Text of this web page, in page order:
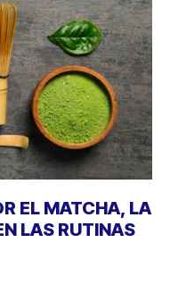
EL MATCHA, LA
LAS RUTINAS